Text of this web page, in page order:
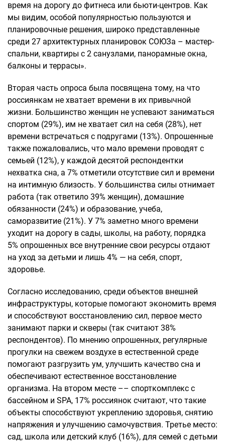
время на дорогу до фитнеса или бьюти-центров. Как
мы видим, особой популярностью пользуются и
планировочные решения, широко представленные
среди 27 архитектурных планировок СОЮЗа – мастер-
спальни, квартиры с 2 санузлами, панорамные окна,
балконы и террасы».
Вторая часть опроса была посвящена тому, на что
россиянкам не хватает времени в их привычной
жизни. Большинство женщин не успевают заниматься
спортом (29%), им не хватает сил на себя (28%), нет
времени встречаться с подругами (13%). Опрошенные
также пожаловались, что мало времени проводят с
семьей (12%), у каждой десятой респондентки
нехватка сна, а 7% отметили отсутствие сил и времени
на интимную близость. У большинства силы отнимает
работа (так ответило 39% женщин), домашние
обязанности (24%) и образование, учеба,
саморазвитие (21%). У 7% заметно много времени
уходит на дорогу в сады, школы, на работу, порядка
5% опрошенных все внутренние свои ресурсы отдают
на уход за детьми и лишь 4% — на себя, спорт,
здоровье.
Согласно исследованию, среди объектов внешней
инфраструктуры, которые помогают экономить время
и способствуют восстановлению сил, первое место
занимают парки и скверы (так считают 38%
респондентов). По мнению опрошенных, регулярные
прогулки на свежем воздухе в естественной среде
помогают разгрузить ум, улучшить качество сна и
обеспечивают естественное восстановление
организма. На втором месте –– спорткомплекс с
бассейном и SPA, 17% россиянок считают, что такие
объекты способствуют укреплению здоровья, снятию
напряжения и улучшению самочувствия. Третье место:
сад, школа или детский клуб (16%), для семей с детьми